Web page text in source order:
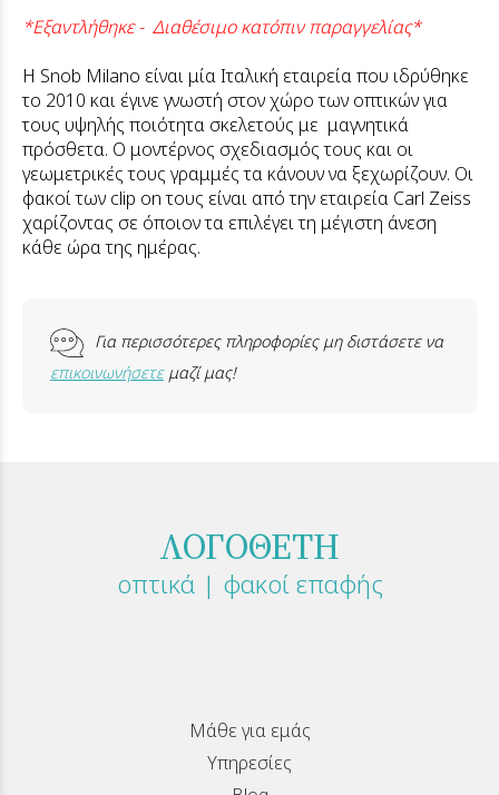
*Εξαντλήθηκε - Διαθέσιμο κατόπιν παραγγελίας*
Η Snob Milano είναι μία Ιταλική εταιρεία που ιδρύθηκε
το 2010 και έγινε γνωστή στον χώρο των οπτικών για
τους υψηλής ποιότητα σκελετούς με μαγνητικά
πρόσθετα. Ο μοντέρνος σχεδιασμός τους και οι
γεωμετρικές τους γραμμές τα κάνουν να ξεχωρίζουν. Οι
φακοί των clip on τους είναι από την εταιρεία Carl Zeiss
χαρίζοντας σε όποιον τα επιλέγει τη μέγιστη άνεση
κάθε ώρα της ημέρας.
Για περισσότερες πληροφορίες μη διστάσετε να
επικοινωνήσετεμαζί μας!
ΛΟΓΟΘΕΤΗ
οπτικά | φακοί επαφής
Μάθε για εμάς
Υπηρεσίες